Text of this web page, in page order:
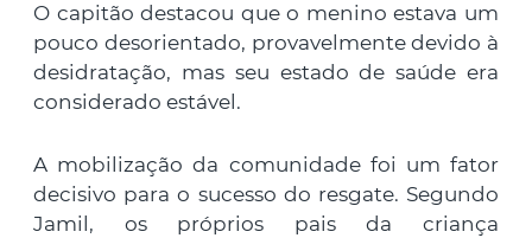
O capitão destacou que o menino estava um
pouco desorientado, provavelmente devido à
desidratação, mas seu estado de saúde era
considerado estável.
A mobilização da comunidade foi um fator
decisivo para o sucesso do resgate. Segundo
Jamil, os próprios pais da criança